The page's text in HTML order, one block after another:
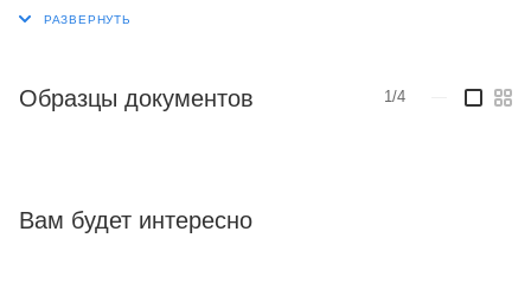
Образцы документов 1/4
Вам будет интересно